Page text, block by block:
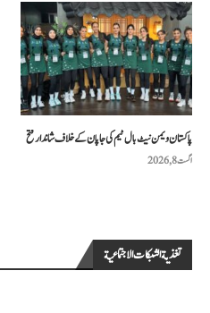
پاکستان ویمن نیٹ بال ٹیم کی جاپان کے خلاف شاندار فتح
اگست 8, 2026
تغذية الشبكات الاجتماعية